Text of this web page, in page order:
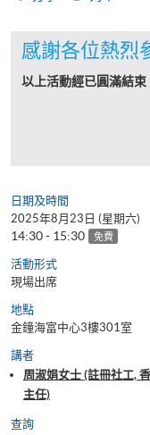
感謝各位熱烈
以上活動經已圓滿結束
日期及時間
2025年8月23日 (星期六)
14:30 - 15:30 免費
活動形式
現場出席
地點
金鐘海富中心3樓301室
講者
周淑娟女士 (註冊社工,
主任)
查詢